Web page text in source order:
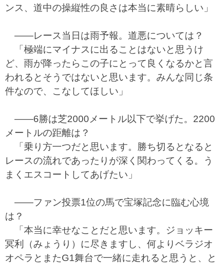
ンス、道中の操縦性の良さは本当に素晴らしい」
――レース当日は雨予報。道悪については？
「極端にマイナスに出ることはないと思うけ
ど、雨が降ったらこの子にとって良くなるかと言
われるとそうではないと思います。みんな同じ条
件なので、こなしてほしい」
――6勝は芝2000メートル以下で挙げた。2200
メートルの距離は？
「乗り方一つだと思います。勝ち切るとなると
レースの流れであったりが深く関わってくる。う
まくエスコートしてあげたい」
――ファン投票1位の馬で宝塚記念に臨む心境
は？
「本当に幸せなことだと思います。ジョッキー
冥利（みょうり）に尽きますし、何よりベラジオ
オペラとまたG1舞台で一緒に走れると思うと、と